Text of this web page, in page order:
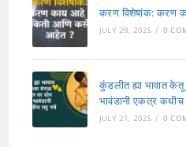
करण विशेषांक: करण
JULY 28, 2025 / 0
कुंडलीत ह्या भावात
भावंडानी एकत्र कधीच
JULY 21, 2025 / 0